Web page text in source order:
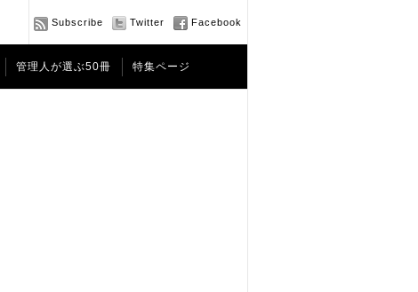
Subscribe Twitter Facebook
管理人が選ぶ50冊 特集ページ